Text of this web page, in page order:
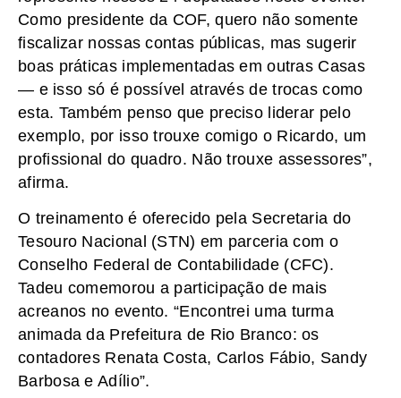
Como presidente da COF, quero não somente
fiscalizar nossas contas públicas, mas sugerir
boas práticas implementadas em outras Casas
— e isso só é possível através de trocas como
esta. Também penso que preciso liderar pelo
exemplo, por isso trouxe comigo o Ricardo, um
profissional do quadro. Não trouxe assessores”,
afirma.
O treinamento é oferecido pela Secretaria do
Tesouro Nacional (STN) em parceria com o
Conselho Federal de Contabilidade (CFC).
Tadeu comemorou a participação de mais
acreanos no evento. “Encontrei uma turma
animada da Prefeitura de Rio Branco: os
contadores Renata Costa, Carlos Fábio, Sandy
Barbosa e Adílio”.